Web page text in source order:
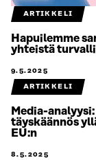
ARTIKKELI
Hapuilemme
yhteistä
9.5.2025
ARTIKKELI
Media-
täyskäännös
EU:n
8.5.2025